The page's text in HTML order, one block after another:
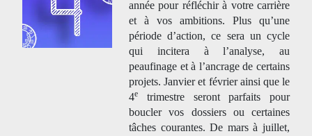
année pour réfléchir à votre carrière
et à vos ambitions. Plus qu’une
période d’action, ce sera un cycle
qui incitera à l’analyse, au
peaufinage et à l’ancrage de certains
projets. Janvier et février ainsi que le
4e
trimestre seront parfaits pour
boucler vos dossiers ou certaines
tâches courantes. De mars à juillet,